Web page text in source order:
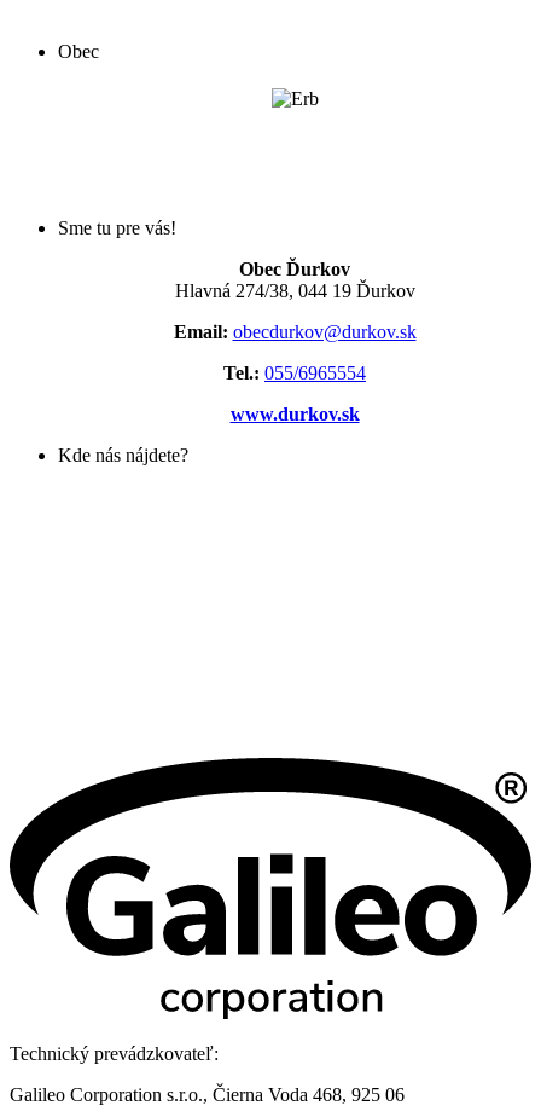
Obec
Sme tu pre vás!
Obec Ďurkov
Hlavná 274/38, 044 19 Ďurkov
Email: obecdurkov@durkov.sk
Tel.: 055/6965554
www.durkov.sk
Kde nás nájdete?
Technický prevádzkovateľ:
Galileo Corporation s.r.o., Čierna Voda 468, 925 06